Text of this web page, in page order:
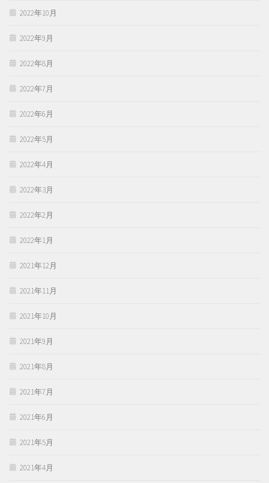
2022年10月
2022年9月
2022年8月
2022年7月
2022年6月
2022年5月
2022年4月
2022年3月
2022年2月
2022年1月
2021年12月
2021年11月
2021年10月
2021年9月
2021年8月
2021年7月
2021年6月
2021年5月
2021年4月